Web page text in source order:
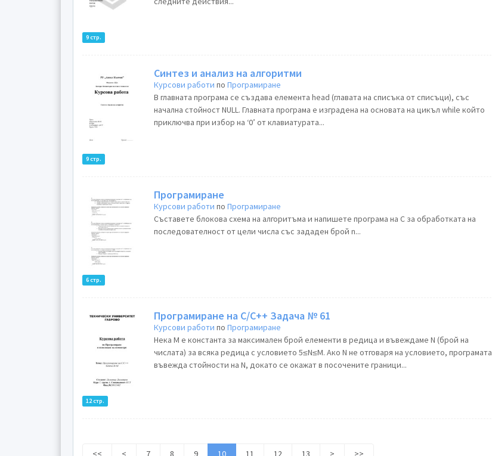
9 стр.
9 стр.
Синтез и анализ на алгоритми
Курсови работи поПрограмиране
В главната програма се създава елемента head (главата на списъка от списъци), със
начална стойност NULL. Главната програма е изградена на основата на цикъл while който
приключва при избор на ‘0’ от клавиатурата...
6 стр.
Програмиране
Курсови работи поПрограмиране
Съставете блокова схема на алгоритъма и напишете програма на С за обработката на
последователност от цели числа със зададен брой n...
12 стр.
Програмиране на C/C++ Задача № 61
Курсови работи поПрограмиране
Нека М е константа за максимален брой елементи в редица и въвеждаме N (брой на
числата) за всяка редица с условието 5≤N≤М. Ако N не отговаря на условието, програмата
въвежда стойности на N, докато се окажат в посочените граници...
<< < 7 8 9 10 11 12 13 > >>